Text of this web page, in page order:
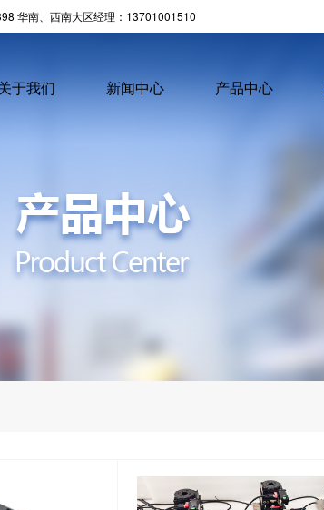
华南、西南大区经理：13701001510
于我们 新闻中心 产品中心